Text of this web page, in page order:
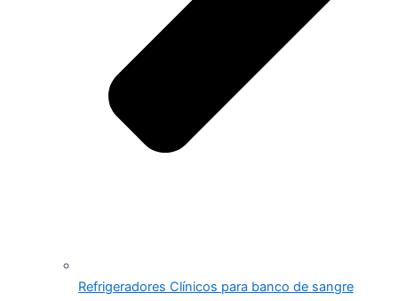
Refrigeradores Clínicos para banco de sangre